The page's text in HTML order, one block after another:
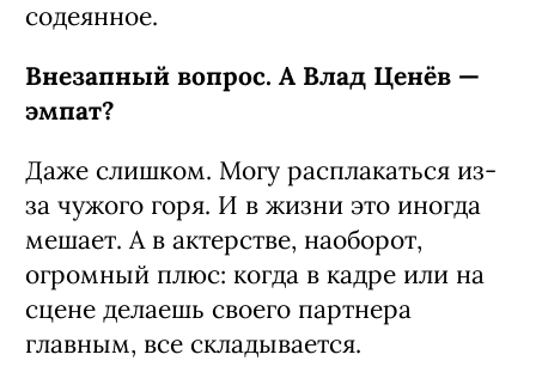
содеянное.
Внезапный вопрос. А Влад Ценёв —
эмпат?
Даже слишком. Могу расплакаться из-
за чужого горя. И в жизни это иногда
мешает. А в актерстве, наоборот,
огромный плюс: когда в кадре или на
сцене делаешь своего партнера
главным, все складывается.